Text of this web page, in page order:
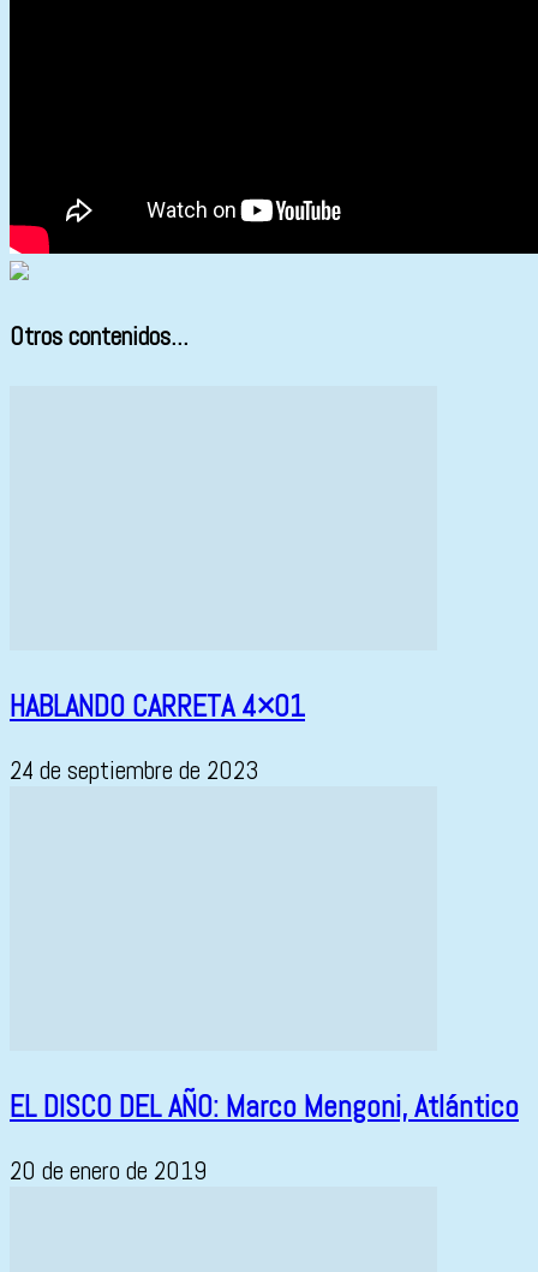
Otros contenidos...
HABLANDO CARRETA 4×01
24 de septiembre de 2023
EL DISCO DEL AÑO: Marco Mengoni, Atlántico
20 de enero de 2019